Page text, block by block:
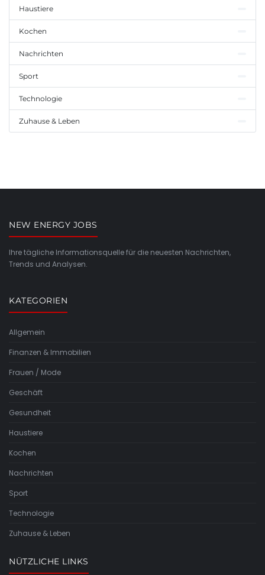
Haustiere
Kochen
Nachrichten
Sport
Technologie
Zuhause & Leben
NEW ENERGY JOBS
Ihre tägliche Informationsquelle für die neuesten Nachrichten,
Trends und Analysen.
KATEGORIEN
Allgemein
Finanzen & Immobilien
Frauen / Mode
Geschäft
Gesundheit
Haustiere
Kochen
Nachrichten
Sport
Technologie
Zuhause & Leben
NÜTZLICHE LINKS